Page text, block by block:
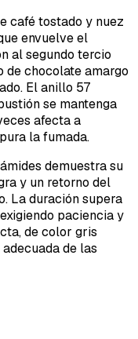
café tostado y nuez
envuelve el
al segundo tercio
de chocolate amargo
El anillo 57
se mantenga
afecta a
la fumada.
demuestra su
y un retorno del
La duración supera
paciencia y
de color gris
de las